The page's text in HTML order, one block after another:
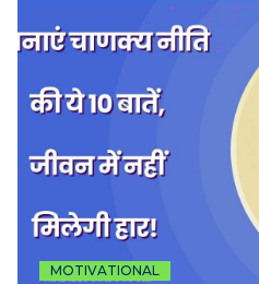
MOTIVATIONAL